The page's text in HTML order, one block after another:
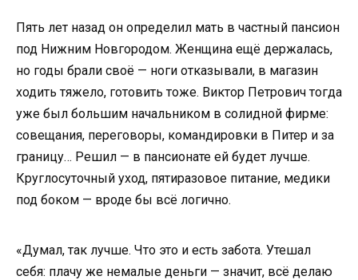
Пять лет назад он определил мать в частный пансион
под Нижним Новгородом. Женщина ещё держалась,
но годы брали своё — ноги отказывали, в магазин
ходить тяжело, готовить тоже. Виктор Петрович тогда
уже был большим начальником в солидной фирме:
совещания, переговоры, командировки в Питер и за
границу… Решил — в пансионате ей будет лучше.
Круглосуточный уход, пятиразовое питание, медики
под боком — вроде бы всё логично.
«Думал, так лучше. Что это и есть забота. Утешал
себя: плачу же немалые деньги — значит, всё делаю